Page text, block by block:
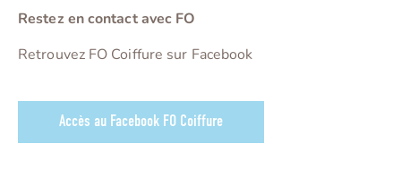
Restez en contact avec FO
Retrouvez FO Coiffure sur Facebook
Accès au Facebook FO Coiffure